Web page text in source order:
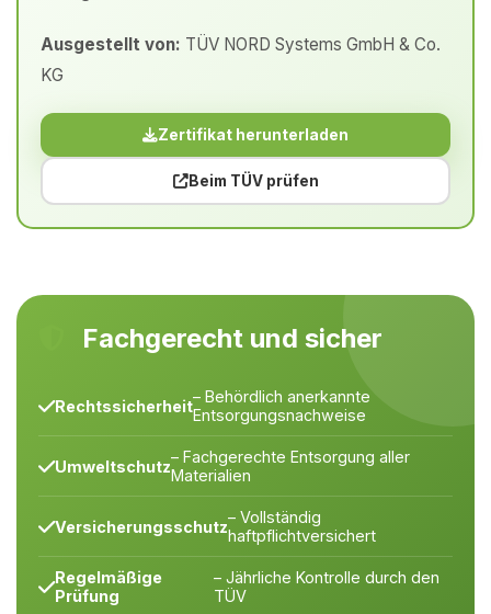
Ausgestellt von: TÜV NORD Systems GmbH & Co.
KG
Zertifikat herunterladen
Beim TÜV prüfen
Fachgerecht und sicher
Rechtssicherheit– Behördlich anerkannte
Entsorgungsnachweise
Umweltschutz– Fachgerechte Entsorgung aller
Materialien
Versicherungsschutz– Vollständig
haftpflichtversichert
Regelmäßige
Prüfung
– Jährliche Kontrolle durch den
TÜV